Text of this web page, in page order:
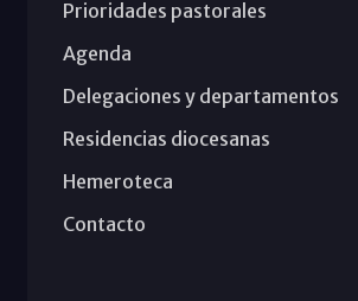
Prioridades pastorales
Agenda
Delegaciones y departamentos
Residencias diocesanas
Hemeroteca
Contacto